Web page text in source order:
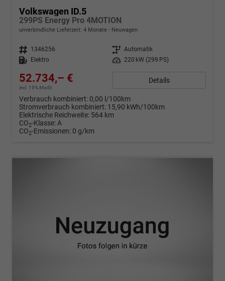
Volkswagen ID.5
299PS Energy Pro 4MOTION
unverbindliche Lieferzeit: 4 Monate Neuwagen
Fahrzeugnr. 1346256 Getriebe Automatik
Kraftstoff
Elektro Leistung 220 kW (299 PS)
52.734,– €
incl. 19% MwSt.
Details
Verbrauch kombiniert: 0,00 l/100km
Stromverbrauch kombiniert: 15,90 kWh/100km
Elektrische Reichweite: 564 km
CO2-Klasse:A
CO2-Emissionen: 0 g/km